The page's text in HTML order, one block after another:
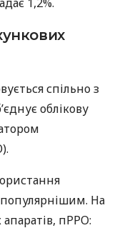
спільно з
облікову
На
пРРО: